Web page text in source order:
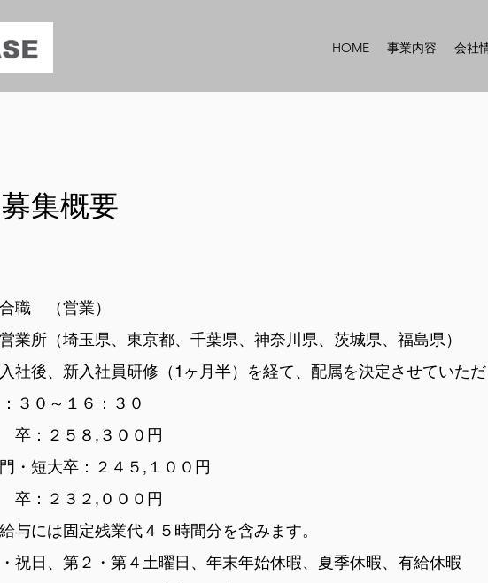
HOME 事業内容 会社
集概要
（営業）
所（埼玉県、東京都、千葉県、神奈川県、茨城県、福島県）
員研修（1ヶ月半）を経て、配属を決定させていただき
３０～１６：３０
：２５８,３００円
：２４５,１００円
２,０００円
残業代４５時間分を含みます。
日、第２・第４土曜日、年末年始休暇、夏季休暇、有給休